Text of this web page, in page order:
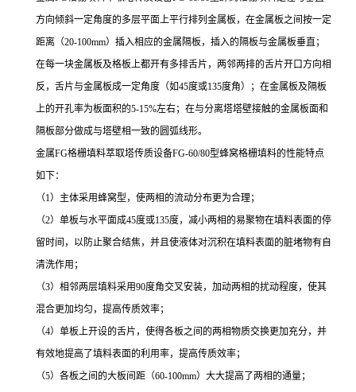
方向倾斜一定角度的多层平面上平行排列金属板，在金属板之间按一定
距离（20-100mm）插入相应的金属隔板，插入的隔板与金属板垂直；
在每一块金属板及格板上都开有多排舌片，两邻两排的舌片开口方向相
反，舌片与金属板成一定角度（如45度或135度角）；在金属板及隔板
上的开孔率为板面积的5-15%左右；在与分离塔塔壁接触的金属板面和
隔板部分做成与塔壁相一致的圆弧线形。
金属FG格栅填料萃取塔传质设备FG-60/80型蜂窝格栅填料的性能特点
如下：
（1）主体采用蜂窝型，使两相的流动分布更为合理；
（2）单板与水平面成45度或135度，减小两相的易聚物在填料表面的停
留时间，以防止聚合结焦，并且使液体对沉积在填料表面的脏堵物有自
清洗作用；
（3）相邻两层填料采用90度角交叉安装，加动两相的扰动程度，使其
混合更加均匀，提高传质效率；
（4）单板上开设的舌片，使得各板之间的两相物质交换更加充分，并
有效地提高了填料表面的利用率，提高传质效率；
（5）各板之间的大板间距（60-100mm）大大提高了两相的通量；